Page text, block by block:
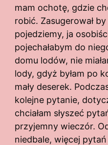
mam ochotę, gdzie
robić. Zasugerował
pojedziemy, ja
pojechałabym do
domu lodów, nie
lody, gdyż byłam po
mały deserek.
kolejne pytanie,
chciałam słyszeć
przyjemny wieczór.
niedbale, więcej pytań